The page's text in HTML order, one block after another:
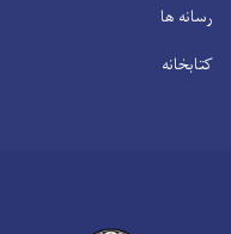
رسانه ها
کتابخانه